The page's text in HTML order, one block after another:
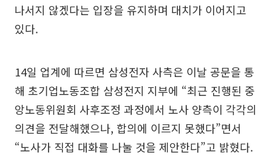
나서지 않겠다는 입장을 유지하며 대치가 이어지고
있다.
14일 업계에 따르면 삼성전자 사측은 이날 공문을 통
해 초기업노동조합 삼성전지 지부에 “최근 진행된 중
앙노동위원회 사후조정 과정에서 노사 양측이 각각의
의견을 전달해했으나, 합의에 이르지 못했다”면서
“노사가 직접 대화를 나눌 것을 제안한다”고 밝혔다.